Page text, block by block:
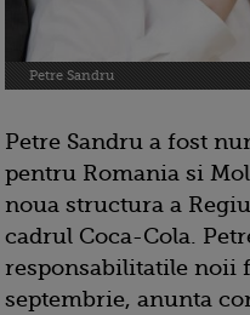
Petre Sandru
Petre Sandru a fost
pentru Romania si
noua structura a
cadrul Coca-Cola.
responsabilitatile noii
septembrie, anunta